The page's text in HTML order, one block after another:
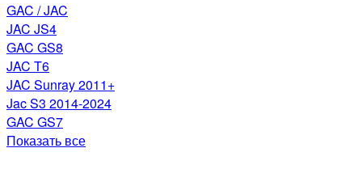
GAC / JAC
JAC JS4
GAC GS8
JAC T6
JAC Sunray 2011+
Jac S3 2014-2024
GAC GS7
Показать все